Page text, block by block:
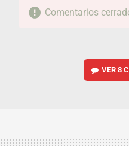
Comentarios
VER8